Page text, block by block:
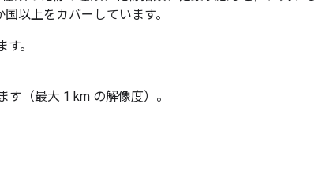
以上をカバーしています。
。
す（最大 1 km の解像度）。